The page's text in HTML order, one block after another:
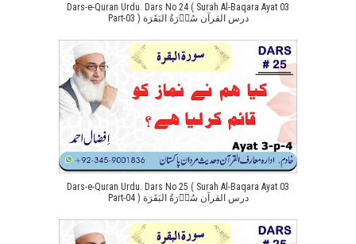
Dars-e-Quran Urdu. Dars No 24 ( Surah Al-Baqara Ayat 03
Part-03 ) درس القرآن سُوۡرَةُ البَقَرَة
Dars-e-Quran Urdu. Dars No 25 ( Surah Al-Baqara Ayat 03
Part-04 ) درس القرآن سُوۡرَةُ البَقَرَة